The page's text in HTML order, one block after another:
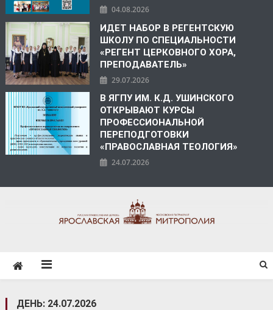
04.08.2026
ИДЕТ НАБОР В РЕГЕНТСКУЮ
ШКОЛУ ПО СПЕЦИАЛЬНОСТИ
«РЕГЕНТ ЦЕРКОВНОГО ХОРА,
ПРЕПОДАВАТЕЛЬ»
29.07.2026
В ЯГПУ ИМ. К.Д. УШИНСКОГО
ОТКРЫВАЮТ КУРСЫ
ПРОФЕССИОНАЛЬНОЙ
ПЕРЕПОДГОТОВКИ
«ПРАВОСЛАВНАЯ ТЕОЛОГИЯ»
24.07.2026
ДЕНЬ: 24.07.2026